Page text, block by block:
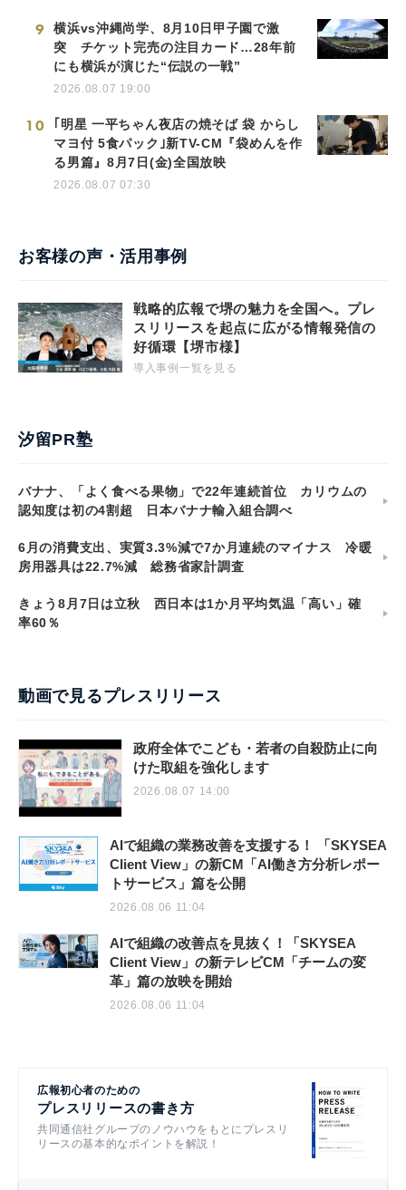
9
横浜vs沖縄尚学、8月10日甲子園で激
突 チケット完売の注目カード…28年前
にも横浜が演じた“伝説の一戦”
2026.08.07 19:00
10
｢明星 一平ちゃん夜店の焼そば 袋 からし
マヨ付 5食パック｣新TV-CM『袋めんを作
る男篇』8月7日(金)全国放映
2026.08.07 07:30
お客様の声・活用事例
戦略的広報で堺の魅力を全国へ。プレ
スリリースを起点に広がる情報発信の
好循環【堺市様】
導入事例一覧を見る
汐留PR塾
バナナ、「よく食べる果物」で22年連続首位 カリウムの
認知度は初の4割超 日本バナナ輸入組合調べ
6月の消費支出、実質3.3%減で7か月連続のマイナス 冷暖
房用器具は22.7%減 総務省家計調査
きょう8月7日は立秋 西日本は1か月平均気温「高い」確
率60％
動画で見るプレスリリース
政府全体でこども・若者の自殺防止に向
けた取組を強化します
2026.08.07 14:00
AIで組織の業務改善を支援する！ 「SKYSEA
Client View」の新CM「AI働き方分析レポー
トサービス」篇を公開
2026.08.06 11:04
AIで組織の改善点を見抜く！「SKYSEA
Client View」の新テレビCM「チームの変
革」篇の放映を開始
2026.08.06 11:04
広報初心者のための
プレスリリースの書き方
共同通信社グループのノウハウをもとにプレスリ
リースの基本的なポイントを解説！